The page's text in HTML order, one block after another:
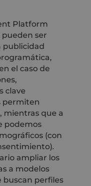
Platform
pueden ser
publicidad
el caso de
clave
permiten
mientras que a
podemos
(con
ampliar los
a modelos
buscan perfiles